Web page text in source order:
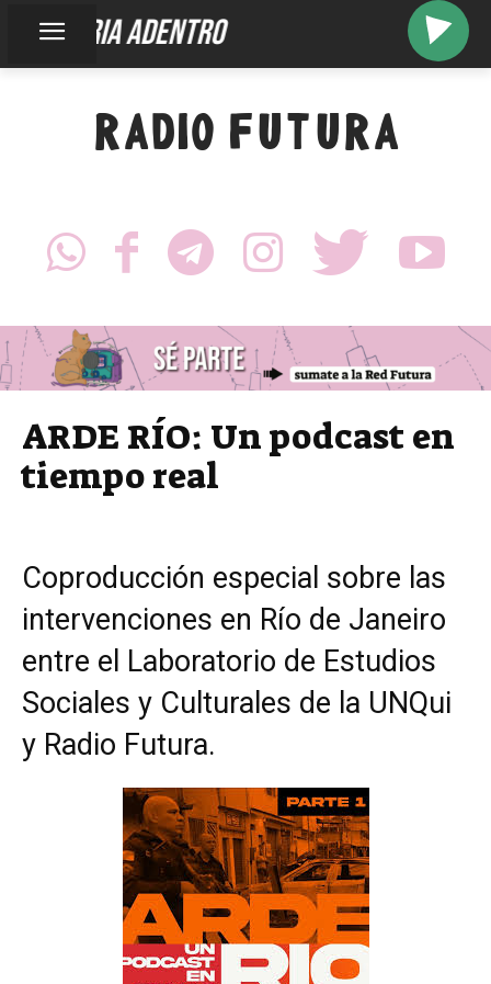
memoria adentro
RADIO FUTURA
ARDE RÍO: Un podcast en
tiempo real
Coproducción especial sobre las
intervenciones en Río de Janeiro
entre el Laboratorio de Estudios
Sociales y Culturales de la UNQui
y Radio Futura.